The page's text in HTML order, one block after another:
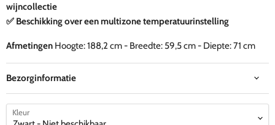
wijncollectie
✅ Beschikking over een multizone temperatuurinstelling
Afmetingen Hoogte: 188,2 cm - Breedte: 59,5 cm - Diepte: 71 cm
Bezorginformatie
Kleur